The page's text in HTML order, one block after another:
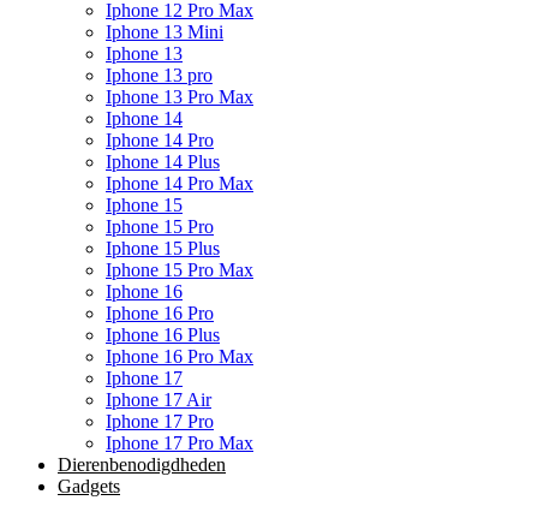
Iphone 12 Pro Max
Iphone 13 Mini
Iphone 13
Iphone 13 pro
Iphone 13 Pro Max
Iphone 14
Iphone 14 Pro
Iphone 14 Plus
Iphone 14 Pro Max
Iphone 15
Iphone 15 Pro
Iphone 15 Plus
Iphone 15 Pro Max
Iphone 16
Iphone 16 Pro
Iphone 16 Plus
Iphone 16 Pro Max
Iphone 17
Iphone 17 Air
Iphone 17 Pro
Iphone 17 Pro Max
Dierenbenodigdheden
Gadgets